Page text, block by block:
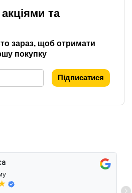
та
зараз, щоб отримати
покупку
Підписатися